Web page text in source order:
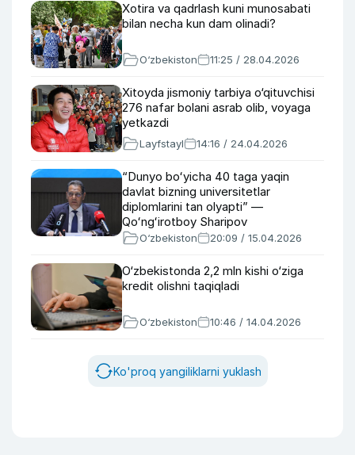
Xotira va qadrlash kuni munosabati
bilan necha kun dam olinadi?
O‘zbekiston 11:25 / 28.04.2026
Xitoyda jismoniy tarbiya o‘qituvchisi
276 nafar bolani asrab olib, voyaga
yetkazdi
Layfstayl 14:16 / 24.04.2026
“Dunyo boʻyicha 40 taga yaqin
davlat bizning universitetlar
diplomlarini tan olyapti” —
Qoʻngʻirotboy Sharipov
O‘zbekiston 20:09 / 15.04.2026
O‘zbekistonda 2,2 mln kishi o‘ziga
kredit olishni taqiqladi
O‘zbekiston 10:46 / 14.04.2026
Ko'proq yangiliklarni yuklash